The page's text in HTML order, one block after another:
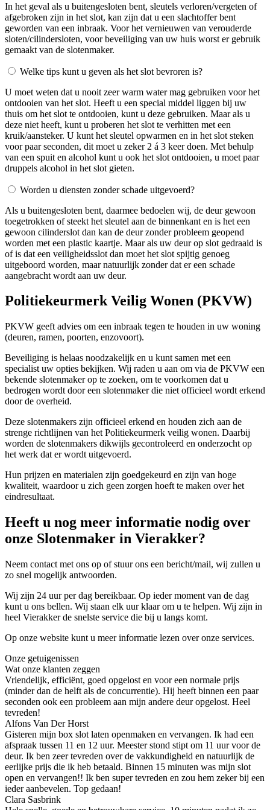
In het geval als u buitengesloten bent, sleutels verloren/vergeten of
afgebroken zijn in het slot, kan zijn dat u een slachtoffer bent
geworden van een inbraak. Voor het vernieuwen van verouderde
sloten/cilindersloten, voor beveiliging van uw huis worst er gebruik
gemaakt van de slotenmaker.
Welke tips kunt u geven als het slot bevroren is?
U moet weten dat u nooit zeer warm water mag gebruiken voor het
ontdooien van het slot. Heeft u een special middel liggen bij uw
thuis om het slot te ontdooien, kunt u deze gebruiken. Maar als u
deze niet heeft, kunt u proberen het slot te verhitten met een
kruik/aansteker. U kunt het sleutel opwarmen en in het slot steken
voor paar seconden, dit moet u zeker 2 á 3 keer doen. Met behulp
van een spuit en alcohol kunt u ook het slot ontdooien, u moet paar
druppels alcohol in het slot gieten.
Worden u diensten zonder schade uitgevoerd?
Als u buitengesloten bent, daarmee bedoelen wij, de deur gewoon
toegetrokken of steekt het sleutel aan de binnenkant en is het een
gewoon cilinderslot dan kan de deur zonder probleem geopend
worden met een plastic kaartje. Maar als uw deur op slot gedraaid is
of is dat een veiligheidsslot dan moet het slot spijtig genoeg
uitgeboord worden, maar natuurlijk zonder dat er een schade
aangebracht wordt aan uw deur.
Politiekeurmerk Veilig Wonen (PKVW)
PKVW geeft advies om een inbraak tegen te houden in uw woning
(deuren, ramen, poorten, enzovoort).
Beveiliging is helaas noodzakelijk en u kunt samen met een
specialist uw opties bekijken. Wij raden u aan om via de PKVW een
bekende slotenmaker op te zoeken, om te voorkomen dat u
bedrogen wordt door een slotenmaker die niet officieel wordt erkend
door de overheid.
Deze slotenmakers zijn officieel erkend en houden zich aan de
strenge richtlijnen van het Politiekeurmerk veilig wonen. Daarbij
worden de slotenmakers dikwijls gecontroleerd en onderzocht op
het werk dat er wordt uitgevoerd.
Hun prijzen en materialen zijn goedgekeurd en zijn van hoge
kwaliteit, waardoor u zich geen zorgen hoeft te maken over het
eindresultaat.
Heeft u nog meer informatie nodig over
onze Slotenmaker in Vierakker?
Neem contact met ons op of stuur ons een bericht/mail, wij zullen u
zo snel mogelijk antwoorden.
Wij zijn 24 uur per dag bereikbaar. Op ieder moment van de dag
kunt u ons bellen. Wij staan elk uur klaar om u te helpen. Wij zijn in
heel Vierakker de snelste service die bij u langs komt.
Op onze website kunt u meer informatie lezen over onze services.
Onze getuigenissen
Wat onze klanten zeggen
Vriendelijk, efficiënt, goed opgelost en voor een normale prijs
(minder dan de helft als de concurrentie). Hij heeft binnen een paar
seconden ook een probleem aan mijn andere deur opgelost. Heel
tevreden!
Alfons Van Der Horst
Gisteren mijn box slot laten openmaken en vervangen. Ik had een
afspraak tussen 11 en 12 uur. Meester stond stipt om 11 uur voor de
deur. Ik ben zeer tevreden over de vakkundigheid en natuurlijk de
eerlijke prijs die ik heb betaald. Binnen 15 minuten was mijn slot
open en vervangen!! Ik ben super tevreden en zou hem zeker bij een
ieder aanbevelen. Top gedaan!
Clara Sasbrink